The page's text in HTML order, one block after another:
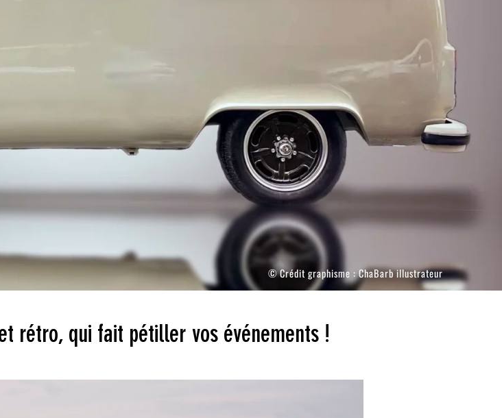
© Crédit graphisme :ChaBarb illustrateur
rétro, qui fait pétiller vos événements !